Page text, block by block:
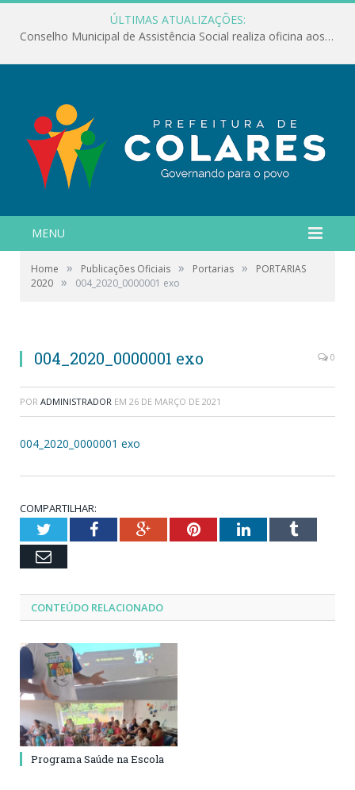
ÚLTIMAS ATUALIZAÇÕES:
Conselho Municipal de Assistência Social realiza oficina aos servidores
MENU
Home » Publicações Oficiais » Portarias »
PORTARIAS
2020 » 004_2020_0000001 exo
004_2020_0000001 exo 0
POR ADMINISTRADOR EM 26 DE MARÇO DE 2021
004_2020_0000001 exo
COMPARTILHAR:
TwitterFacebookGoogle+PinterestLinkedInTumblr
Email
CONTEÚDO RELACIONADO
Programa Saúde na Escola